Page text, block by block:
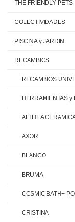
THE FRIENDLY PETS
COLECTIVIDADES
PISCINA y JARDIN
RECAMBIOS
RECAMBIOS
HERRAMIENTAS y
ALTHEA
AXOR
BLANCO
BRUMA
COSMIC BATH+
CRISTINA